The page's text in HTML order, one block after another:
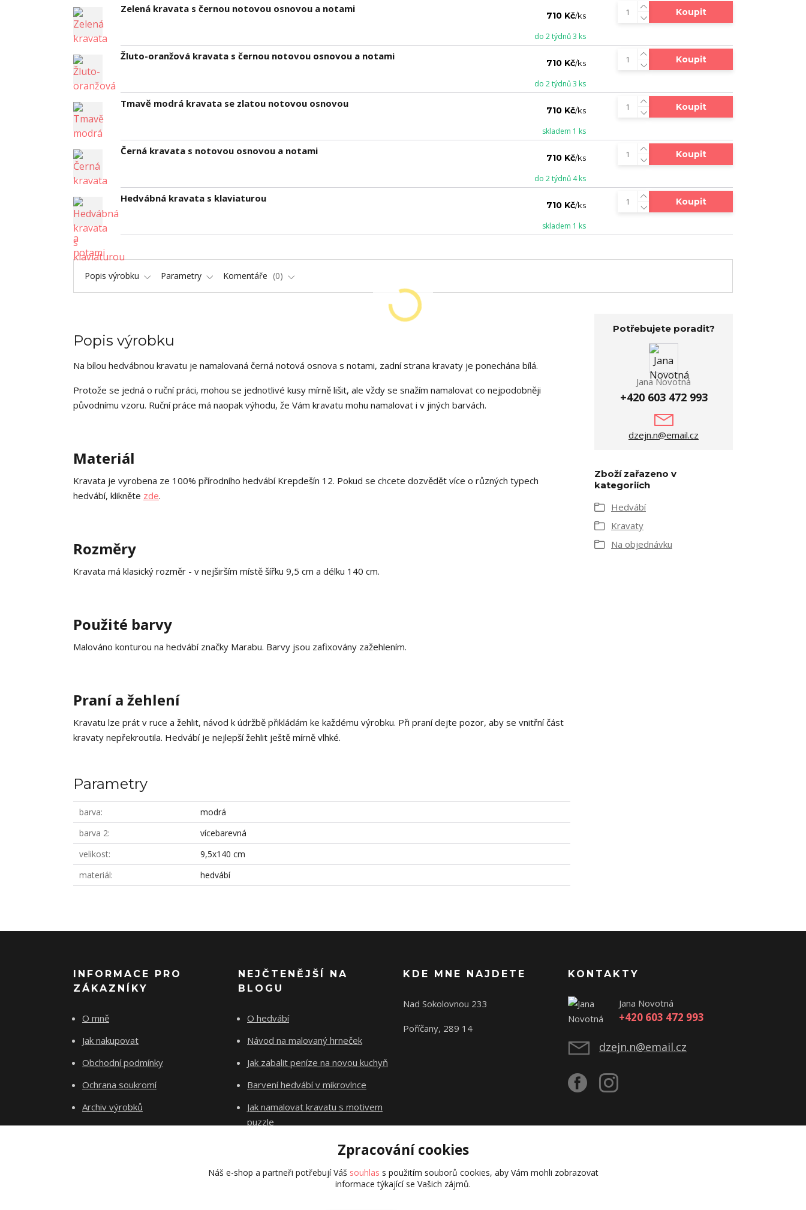
Zelená kravata s černou notovou osnovou a notami
710 Kč/ks
do 2 týdnů 3 ks
Koupit
Žluto-oranžová kravata s černou notovou osnovou a notami
710 Kč/ks
do 2 týdnů 3 ks
Koupit
Tmavě modrá kravata se zlatou notovou osnovou
710 Kč/ks
skladem 1 ks
Koupit
Černá kravata s notovou osnovou a notami
710 Kč/ks
do 2 týdnů 4 ks
Koupit
Hedvábná kravata s klaviaturou
710 Kč/ks
skladem 1 ks
Koupit
Popis výrobku Parametry Komentáře 0
Popis výrobku
Na bílou hedvábnou kravatu je namalovaná černá notová osnova s notami, zadní strana kravaty je ponechána bílá.
Protože se jedná o ruční práci, mohou se jednotlivé kusy mírně lišit, ale vždy se snažím namalovat co nejpodobněji
původnímu vzoru. Ruční práce má naopak výhodu, že Vám kravatu mohu namalovat i v jiných barvách.
Materiál
Kravata je vyrobena ze 100% přírodního hedvábí Krepdešín 12. Pokud se chcete dozvědět více o různých typech
hedvábí, klikněte zde.
Rozměry
Kravata má klasický rozměr - v nejširším místě šířku 9,5 cm a délku 140 cm.
Použité barvy
Malováno konturou na hedvábí značky Marabu. Barvy jsou zafixovány zažehlením.
Praní a žehlení
Kravatu lze prát v ruce a žehlit, návod k údržbě přikládám ke každému výrobku. Při praní dejte pozor, aby se vnitřní část
kravaty nepřekroutila. Hedvábí je nejlepší žehlit ještě mírně vlhké.
Parametry
barva
modrá
barva 2
vícebarevná
velikost
9,5x140 cm
materiál
hedvábí
Potřebujete poradit?
Jana Novotná
+420 603 472 993
dzejn.n@email.cz
Zboží zařazeno v
kategoriích
Hedvábí
Kravaty
Na objednávku
INFORMACE PRO
ZÁKAZNÍKY
O mně
Jak nakupovat
Obchodní podmínky
Ochrana soukromí
Archiv výrobků
Kontakty
NEJČTENĚJŠÍ NA
BLOGU
O hedvábí
Návod na malovaný hrneček
Jak zabalit peníze na novou kuchyň
Barvení hedvábí v mikrovlnce
Jak namalovat kravatu s motivem
puzzle
KDE MNE NAJDETE
Nad Sokolovnou 233
Poříčany, 289 14
Původní stránky
KONTAKTY
Jana Novotná
+420 603 472 993
dzejn.n@email.cz
Zpracování cookies
Náš e-shop a partneři potřebují Váš souhlas s použitím souborů cookies, aby Vám mohli zobrazovat
informace týkající se Vašich zájmů.